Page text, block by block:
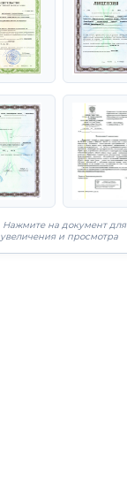
Нажмите на документ для
увеличения и просмотра